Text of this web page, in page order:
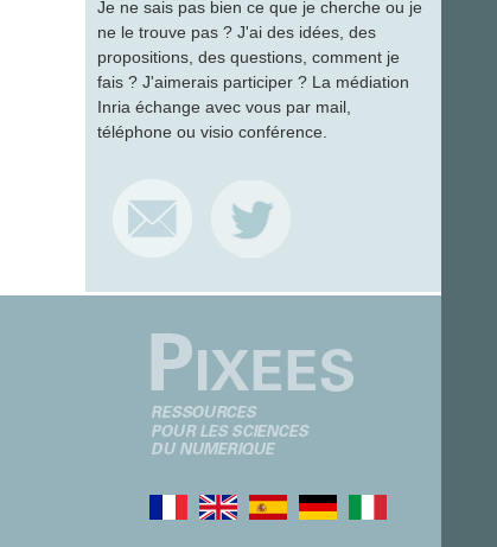
Je ne sais pas bien ce que je cherche ou je
ne le trouve pas ? J'ai des idées, des
propositions, des questions, comment je
fais ? J'aimerais participer ? La médiation
Inria échange avec vous par mail,
téléphone ou visio conférence.